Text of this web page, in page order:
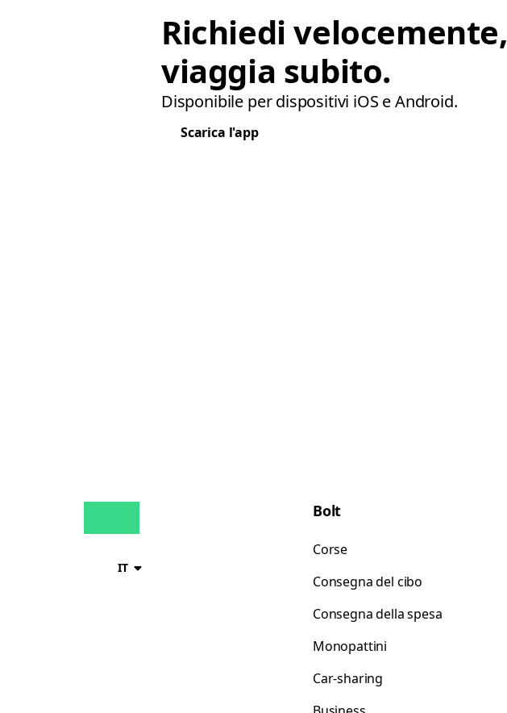
Richiedi velocemente,
viaggia subito.
Disponibile per dispositivi iOS e Android.
Scarica l'app
IT
Bolt
Corse
Consegna del cibo
Consegna della spesa
Monopattini
Car-sharing